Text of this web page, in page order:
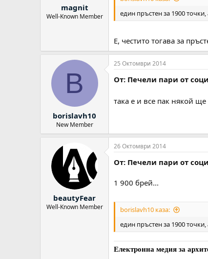
magnit
Well-Known Member
един пръстен за 1900
Е, честито тогава за
B
borislavh10
New Member
25 Октомври 2014
От: Печели пари от
така е и все пак някой
beautyFear
Well-Known Member
26 Октомври 2014
От: Печели пари от
1 900 брей...
borislavh10 каза:
един пръстен за 1900
Електронна медия за